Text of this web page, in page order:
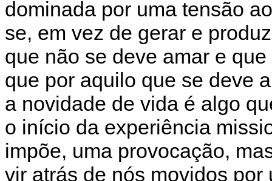
dominada por uma tensão
se, em vez de gerar e
que não se deve amar e
que por aquilo que se deve
a novidade de vida é algo
o início da experiência
impõe, uma provocação,
vir atrás de nós movidos